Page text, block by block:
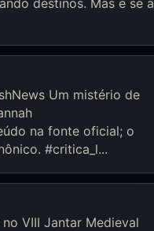
destinos. Mas e se a
Um mistério de
na fonte oficial; o
#critica_l...
VIII Jantar Medieval